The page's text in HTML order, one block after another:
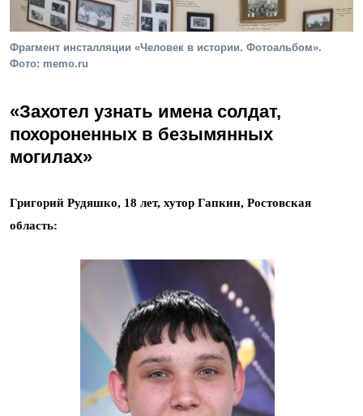
Фрагмент инсталляции «Человек в истории. Фотоальбом».
Фото: memo.ru
«Захотел узнать имена солдат,
похороненных в безымянных
могилах»
Григорий Рудяшко, 18 лет, хутор Гапкин, Ростовская
область: